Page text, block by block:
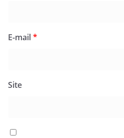
E-mail*
Site